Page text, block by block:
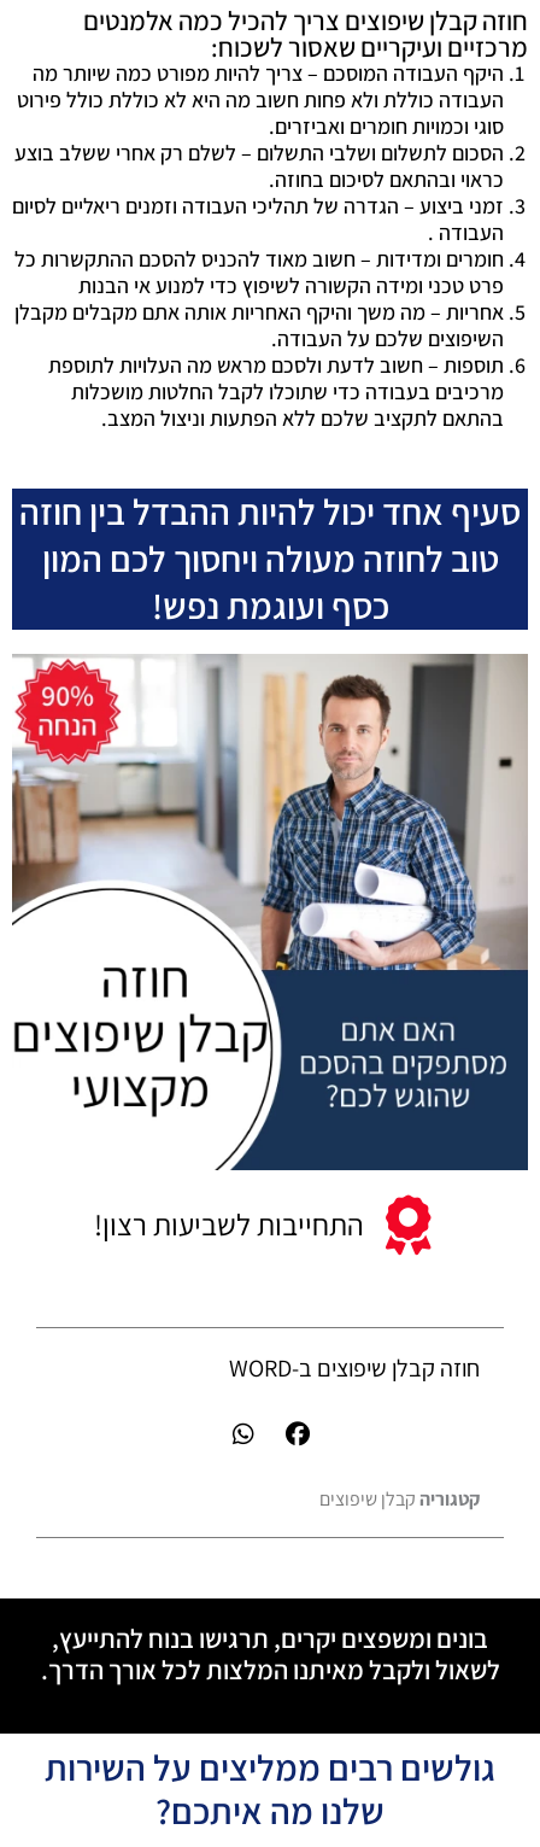
חוזה קבלן שיפוצים צריך להכיל כמה אלמנטים
מרכזיים ועיקריים שאסור לשכוח:
היקף העבודה המוסכם – צריך להיות מפורט כמה שיותר מה
העבודה כוללת ולא פחות חשוב מה היא לא כוללת כולל פירוט
סוגי וכמויות חומרים ואביזרים.
הסכום לתשלום ושלבי התשלום – לשלם רק אחרי ששלב בוצע
כראוי ובהתאם לסיכום בחוזה.
זמני ביצוע – הגדרה של תהליכי העבודה וזמנים ריאליים לסיום
העבודה .
חומרים ומדידות – חשוב מאוד להכניס להסכם ההתקשרות כל
פרט טכני ומידה הקשורה לשיפוץ כדי למנוע אי הבנות
אחריות – מה משך והיקף האחריות אותה אתם מקבלים מקבלן
השיפוצים שלכם על העבודה.
תוספות – חשוב לדעת ולסכם מראש מה העלויות לתוספת
מרכיבים בעבודה כדי שתוכלו לקבל החלטות מושכלות
בהתאם לתקציב שלכם ללא הפתעות וניצול המצב.
סעיף אחד יכול להיות ההבדל בין חוזה
טוב לחוזה מעולה ויחסוך לכם המון
כסף ועוגמת נפש!
התחייבות לשביעות רצון!
חוזה קבלן שיפוצים ב-WORD
קטגוריהקבלן שיפוצים
בונים ומשפצים יקרים, תרגישו בנוח להתייעץ,
לשאול ולקבל מאיתנו המלצות לכל אורך הדרך.
גולשים רבים ממליצים על השירות
שלנו מה איתכם?